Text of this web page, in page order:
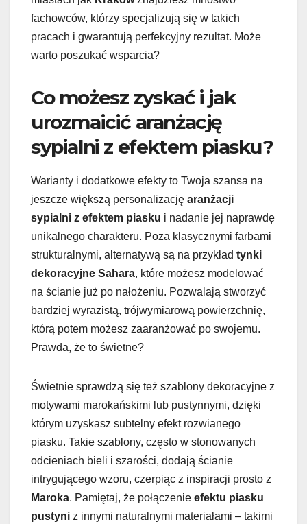
fachowców, którzy specjalizują się w takich
pracach i gwarantują perfekcyjny rezultat. Może
warto poszukać wsparcia?
Co możesz zyskać i jak
urozmaicić aranżację
sypialni z efektem piasku?
Warianty i dodatkowe efekty to Twoja szansa na
jeszcze większą personalizację aranżacji
sypialni z efektem piasku i nadanie jej naprawdę
unikalnego charakteru. Poza klasycznymi farbami
strukturalnymi, alternatywą są na przykład tynki
dekoracyjne Sahara, które możesz modelować
na ścianie już po nałożeniu. Pozwalają stworzyć
bardziej wyrazistą, trójwymiarową powierzchnię,
którą potem możesz zaaranżować po swojemu.
Prawda, że to świetne?
Świetnie sprawdzą się też szablony dekoracyjne z
motywami marokańskimi lub pustynnymi, dzięki
którym uzyskasz subtelny efekt rozwianego
piasku. Takie szablony, często w stonowanych
odcieniach bieli i szarości, dodają ścianie
intrygującego wzoru, czerpiąc z inspiracji prosto z
Maroka. Pamiętaj, że połączenie efektu piasku
pustyni z innymi naturalnymi materiałami – takimi